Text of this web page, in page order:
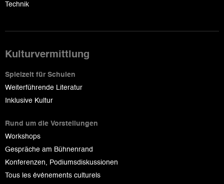
Technik
Kulturvermittlung
Spielzeit für Schulen
Weiterführende Literatur
Inklusive Kultur
Rund um die Vorstellungen
Workshops
Gespräche am Bühnenrand
Konferenzen, Podiumsdiskussionen
Tous les événements culturels